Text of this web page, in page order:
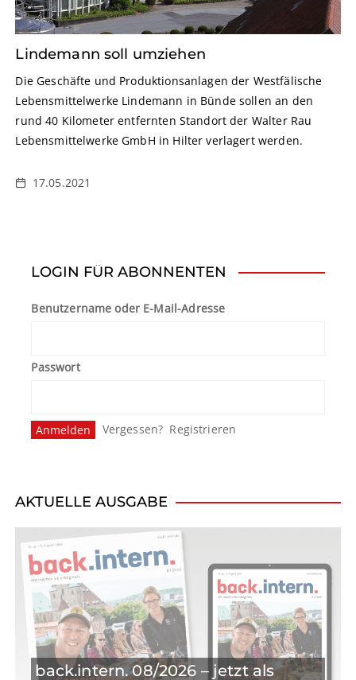
Lindemann soll umziehen
Die Geschäfte und Produktionsanlagen der Westfälische
Lebensmittelwerke Lindemann in Bünde sollen an den
rund 40 Kilometer entfernten Standort der Walter Rau
Lebensmittelwerke GmbH in Hilter verlagert werden.
17.05.2021
LOGIN FÜR ABONNENTEN
Benutzername oder E-Mail-Adresse
Passwort
Vergessen? Registrieren
AKTUELLE AUSGABE
back.intern. 08/2026 – jetzt als